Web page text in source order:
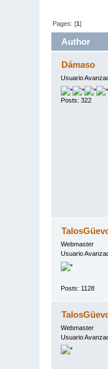
Pages: [1]
Author
Dámaso
Usuario
Posts: 322
Webmaster
Usuario
Posts: 1128
Webmaster
Usuario